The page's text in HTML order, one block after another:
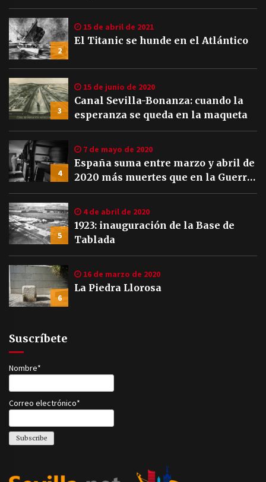
Sevilla
2
15 de abril de 2021
El Titanic se hunde en el Atlántico
3
15 de junio de 2020
Canal Sevilla-Bonanza: cuando la
esperanza se queda en la maqueta
4
7 de mayo de 2020
España suma entre marzo y abril de
2020 más muertes que en la Guerra
Civil
5
4 de abril de 2020
1923: inauguración de la Base de
Tablada
6
16 de marzo de 2020
La Piedra Llorosa
Suscríbete
Nombre*
Correo electrónico*